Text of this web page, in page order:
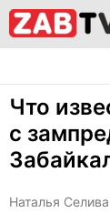
Что
с
Наталья